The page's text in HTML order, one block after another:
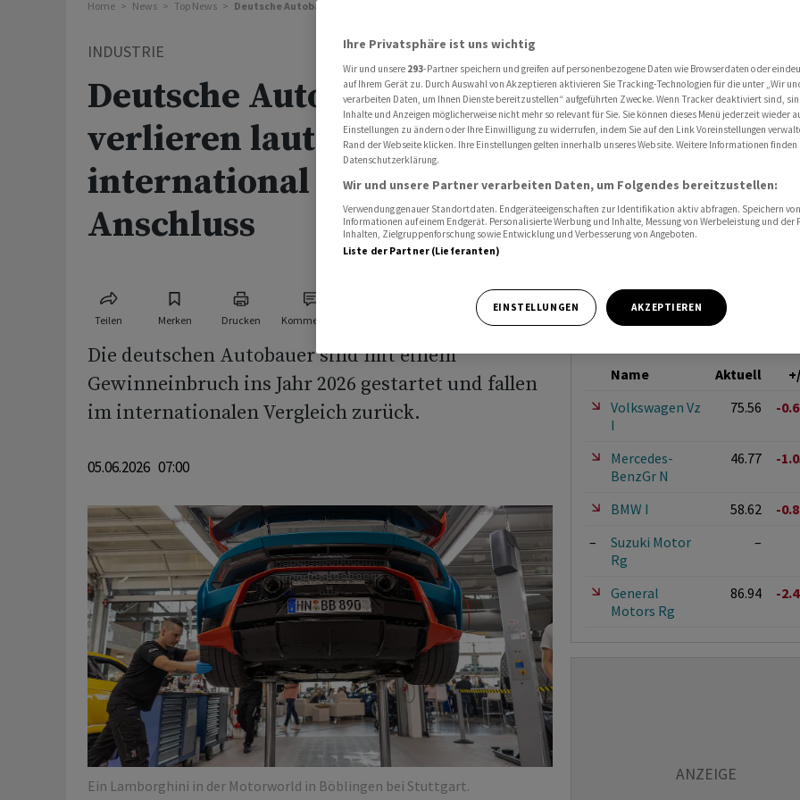
Home News Top News Deutsche Autobauer verlieren laut Studie international den Anschluss
INDUSTRIE
Deutsche Autobauer
verlieren laut Studie
international den
Anschluss
Teilen Merken Drucken Kommentare
Die deutschen Autobauer sind mit einem
Gewinneinbruch ins Jahr 2026 gestartet und fallen
im internationalen Vergleich zurück.
05.06.2026 07:00
Ein Lamborghini in der Motorworld in Böblingen bei Stuttgart.
Name Aktuell
Volkswagen Vz
I
75.56 -
Mercedes-
BenzGr N
46.77 -
BMW I 58.62
-
–
Suzuki Motor
Rg
–
General
Motors Rg
86.94 -
Ihre Privatsphäre ist uns wichtig
Wir und unsere 293-Partner speichern und greifen auf personenbezogene Daten wie Browserdaten oder
auf Ihrem Gerät zu. Durch Auswahl von Akzeptieren aktivieren Sie Tracking-Technologien für die unter „Wir
verarbeiten Daten, um Ihnen Dienste bereitzustellen“ aufgeführten Zwecke. Wenn Tracker deaktiviert sind,
Inhalte und Anzeigen möglicherweise nicht mehr so relevant für Sie. Sie können dieses Menü jederzeit wieder
Einstellungen zu ändern oder Ihre Einwilligung zu widerrufen, indem Sie auf den Link Voreinstellungen
Rand der Webseite klicken. Ihre Einstellungen gelten innerhalb unseres Website. Weitere Informationen finden
Datenschutzerklärung.
Wir und unsere Partner verarbeiten Daten, um Folgendes bereitzustellen:
Verwendung genauer Standortdaten. Endgeräteeigenschaften zur Identifikation aktiv abfragen. Speichern
Informationen auf einem Endgerät. Personalisierte Werbung und Inhalte, Messung von Werbeleistung und der
Inhalten, Zielgruppenforschung sowie Entwicklung und Verbesserung von Angeboten.
Liste der Partner (Lieferanten)
EINSTELLUNGEN AKZEPTIEREN